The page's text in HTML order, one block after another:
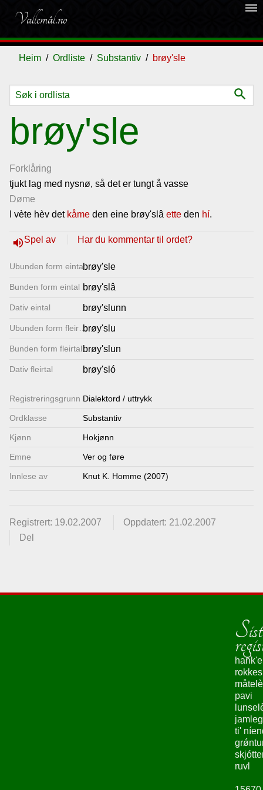
Vallemål.no
dehaze
Heim Ordliste Substantiv brøy'sle
search
brøy'sle
Forklåring
tjukt lag med nysnø, så det er tungt å vasse
Døme
I vète hèv det kåme den eine brøy'slâ ette den hí.
volume_upSpel av Har du kommentar til ordet?
Ubunden form eintalbrøy'sle
Bunden form eintal brøy'slâ
Dativ eintal brøy'slunn
Ubunden form fleirtal
brøy'slu
Bunden form fleirtal brøy'slun
Dativ fleirtal brøy'sló
Registrerings­grunn Dialektord / uttrykk
Ordklasse Substantiv
Kjønn Hokjønn
Emne Ver og føre
Innlese av Knut K. Homme (2007)
Registrert: 19.02.2007
Oppdatert: 21.02.2007
Del
Ordliste
Om
vallemålet
Gjestebok
Nyhende
Lenkjer
oss
hank'e
pavi
ti'
ruvl